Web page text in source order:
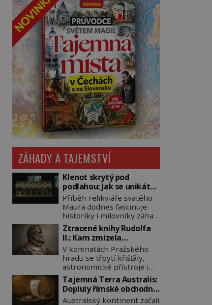
ZÁHADY A TAJEMSTVÍ
Klenot skrytý pod
podlahou: Jak se unikátní
románský poklad dostal
do zapadlého Bečova?
Příběh relikviáře svatého
Maura dodnes fascinuje
historiky i milovníky záhad
po celém světě. Tato
románská zlatnická
památka ze 13. století je
po českých korunovačních
klenotech druhým
nejcennějším movitým
majetkem v České
republice. Přestože byl
klenot v roce 1985 po
Ztracené knihy Rudolfa
II.: Kam zmizela
nejzáhadnější knihovna
Evropy?
V komnatách Pražského
hradu se třpytí křišťály,
astronomické přístroje i
podivné alchymistické
rukopisy. Císař Rudolf II.
shromažďuje vše, co
souvisí s tajemstvím
Tajemná Terra Australis:
Dopluly římské obchodní
lodě až do Austrálie?
Australský kontinent začali